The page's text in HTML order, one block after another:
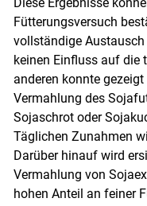
Fütterungsversuch
vollständige
keinen Einfluss auf die
anderen konnte
Vermahlung des
Sojaschrot oder
Täglichen Zunahmen
Darüber hinauf wird
Vermahlung von
hohen Anteil an feiner